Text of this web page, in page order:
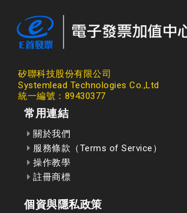
矽聯科技股份有限公司
Systemlead Technologies Co.,Ltd
統一編號：89430377
常用連結
關於我們
服務條款（Terms of Service）
操作教學
註冊商標
個資與隱私政策